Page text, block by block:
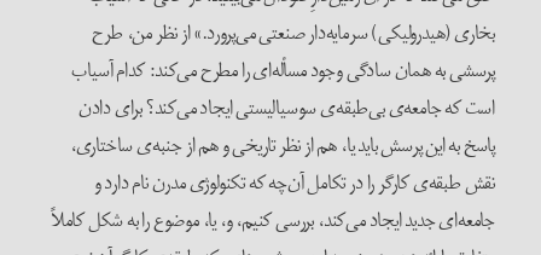
بخاری (هیدرولیکی) سرمایه‌دار صنعتی می‌پرورد.» از نظر من، طرح
پرسشی به همان ساد‌گی وجود مسأله‌ای را مطرح می‌کند: کدام آسیاب
است که جامعه‌ی بی‌طبقه‌ی سوسیالیستی ایجاد می‌کند؟ برای دادن
پاسخ به این پرسش باید یا، هم از نظر تاریخی و هم از جنبه‌ی ساختاری،
نقش طبقه‌ی کارگر را در تکامل آن‌چه که تکنولوژی مدرن نام دارد و
جامعه‌ای جدید ایجاد می‌کند، بررسی کنیم، و، یا، موضوع را به شکل کاملاً